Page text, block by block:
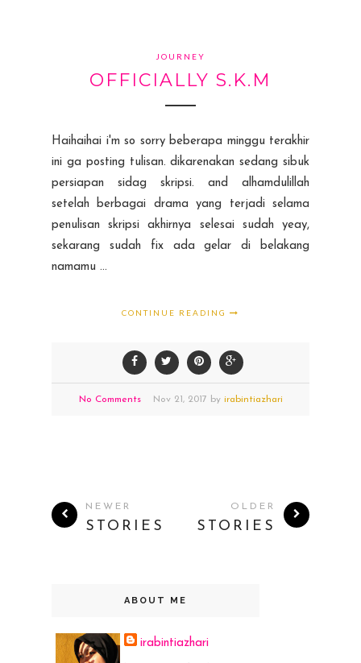
JOURNEY
OFFICIALLY S.K.M
Haihaihai i'm so sorry beberapa minggu terakhir
ini ga posting tulisan. dikarenakan sedang sibuk
persiapan sidag skripsi. and alhamdulillah
setelah berbagai drama yang terjadi selama
penulisan skripsi akhirnya selesai sudah yeay,
sekarang sudah fix ada gelar di belakang
namamu ...
CONTINUE READING
No Comments Nov 21,2017 by irabintiazhari
NEWER
STORIES
OLDER
STORIES
ABOUT ME
irabintiazhari